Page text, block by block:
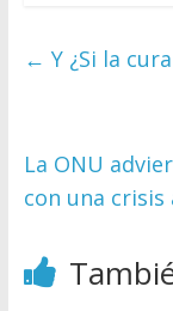
← Y ¿Si la
La ONU
con una